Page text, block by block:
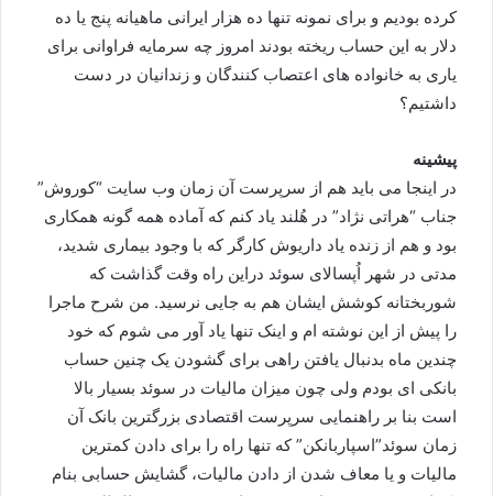
کرده بودیم و برای نمونه تنها ده هزار ایرانی ماهیانه پنج یا ده
دلار به این حساب ریخته بودند امروز چه سرمایه فراوانی برای
یاری به خانواده های اعتصاب کنندگان و زندانیان در دست
داشتیم؟
پیشینه
در اینجا می باید هم از سرپرست آن زمان وب سایت “کوروش”
جناب “هراتی نژاد” در هُلند یاد کنم که آماده همه گونه همکاری
بود و هم از زنده یاد داریوش کارگر که با وجود بیماری شدید،
مدتی در شهر اُپسالای سوئد دراین راه وقت گذاشت که
شوربختانه کوشش ایشان هم به جایی نرسید. من شرح ماجرا
را پیش از این نوشته ام و اینک تنها یاد آور می شوم که خود
چندین ماه بدنبال یافتن راهی برای گشودن یک چنین حساب
بانکی ای بودم ولی چون میزان مالیات در سوئد بسیار بالا
است بنا بر راهنمایی سرپرست اقتصادی بزرگترین بانک آن
زمان سوئد”اسپاربانکن” که تنها راه را برای دادن کمترین
مالیات و یا معاف شدن از دادن مالیات، گشایش حسابی بنام